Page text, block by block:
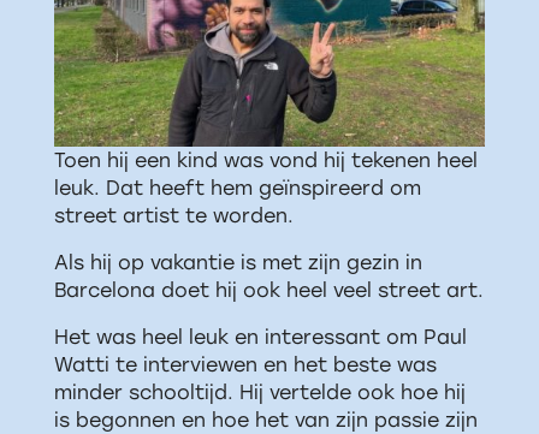
Toen hij een kind was vond hij tekenen heel
leuk. Dat heeft hem geïnspireerd om
street artist te worden.
Als hij op vakantie is met zijn gezin in
Barcelona doet hij ook heel veel street art.
Het was heel leuk en interessant om Paul
Watti te interviewen en het beste was
minder schooltijd. Hij vertelde ook hoe hij
is begonnen en hoe het van zijn passie zijn